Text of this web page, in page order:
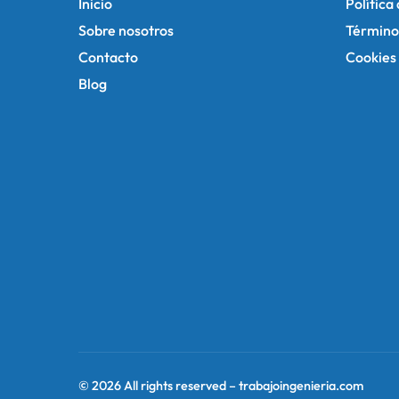
i
n
Inicio
Sobre nosotros
Contacto
Blog
Política
Cookies
© 2026 All rights reserved – trabajoingenieria.com